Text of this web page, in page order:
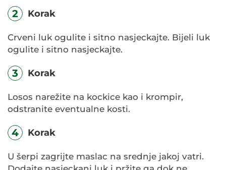
2 Korak
Crveni luk ogulite i sitno nasjeckajte. Bijeli luk
ogulite i sitno nasjeckajte.
3 Korak
Losos narežite na kockice kao i krompir,
odstranite eventualne kosti.
4 Korak
U šerpi zagrijte maslac na srednje jakoj vatri.